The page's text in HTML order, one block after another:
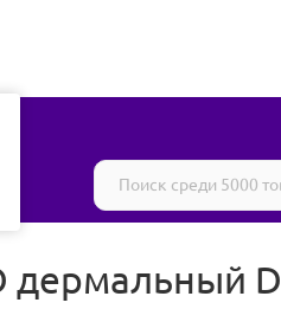
дермальный D